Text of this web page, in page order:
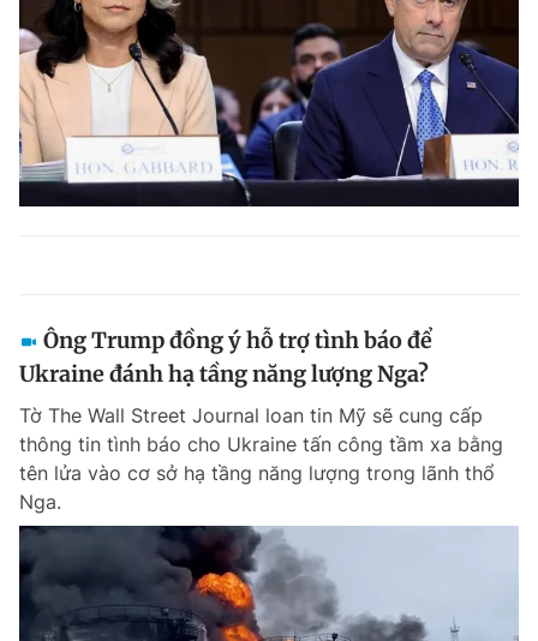
Ông Trump đồng ý hỗ trợ tình báo để
Ukraine đánh hạ tầng năng lượng Nga?
Tờ The Wall Street Journal loan tin Mỹ sẽ cung cấp
thông tin tình báo cho Ukraine tấn công tầm xa bằng
tên lửa vào cơ sở hạ tầng năng lượng trong lãnh thổ
Nga.